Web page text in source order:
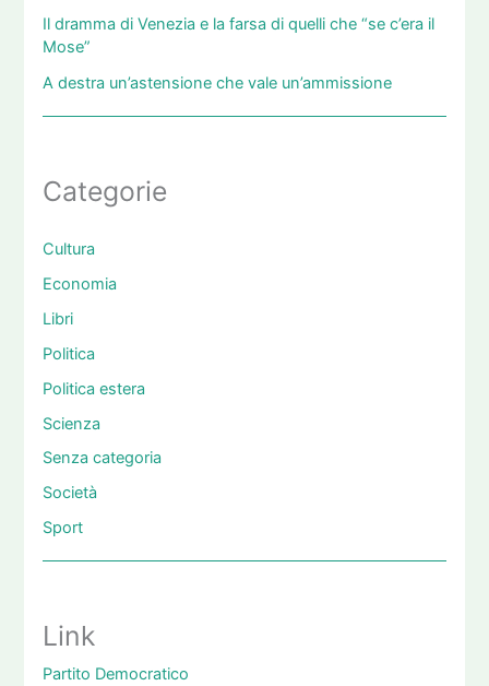
Il dramma di Venezia e la farsa di quelli che “se c’era il
Mose”
A destra un’astensione che vale un’ammissione
Categorie
Cultura
Economia
Libri
Politica
Politica estera
Scienza
Senza categoria
Società
Sport
Link
Partito Democratico